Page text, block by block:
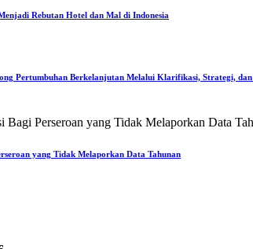
Rebutan Hotel dan Mal di Indonesia
Pertumbuhan Berkelanjutan Melalui Klarifikasi, Strategi, dan
yang Tidak Melaporkan Data Tahunan